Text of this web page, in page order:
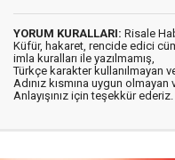
YORUM KURALLARI: Risale
Küfür, hakaret, rencide edici
imla kuralları ile yazılmamış,
Türkçe karakter kullanılmayan
Adınız kısmına uygun
Anlayışınız için teşekkür ederiz.